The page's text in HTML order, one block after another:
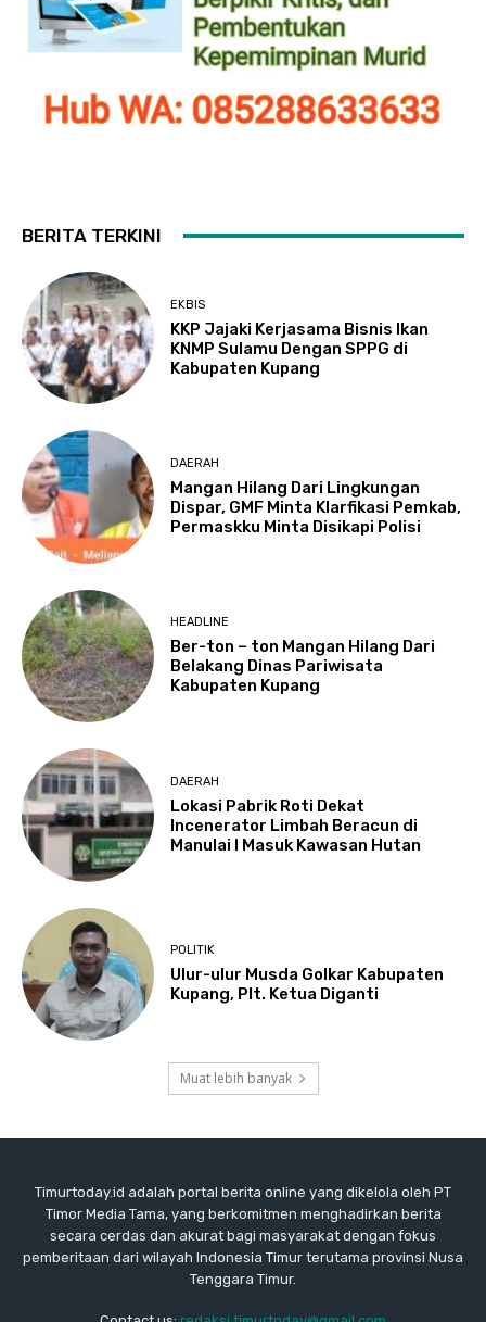
BERITA TERKINI
EKBIS
KKP Jajaki Kerjasama Bisnis Ikan
KNMP Sulamu Dengan SPPG di
Kabupaten Kupang
DAERAH
Mangan Hilang Dari Lingkungan
Dispar, GMF Minta Klarfikasi Pemkab,
Permaskku Minta Disikapi Polisi
HEADLINE
Ber-ton – ton Mangan Hilang Dari
Belakang Dinas Pariwisata
Kabupaten Kupang
DAERAH
Lokasi Pabrik Roti Dekat
Incenerator Limbah Beracun di
Manulai I Masuk Kawasan Hutan
POLITIK
Ulur-ulur Musda Golkar Kabupaten
Kupang, Plt. Ketua Diganti
Muat lebih banyak
Timurtoday.id adalah portal berita online yang dikelola oleh PT
Timor Media Tama, yang berkomitmen menghadirkan berita
secara cerdas dan akurat bagi masyarakat dengan fokus
pemberitaan dari wilayah Indonesia Timur terutama provinsi Nusa
Tenggara Timur.